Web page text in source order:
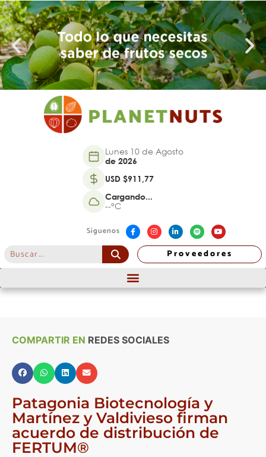
Lunes 10 de Agosto
de 2026
USD $911,77
Cargando...
--°C
Síguenos
Proveedores
COMPARTIR EN REDES SOCIALES
Patagonia Biotecnología y
Martínez y Valdivieso firman
acuerdo de distribución de
FERTUM®